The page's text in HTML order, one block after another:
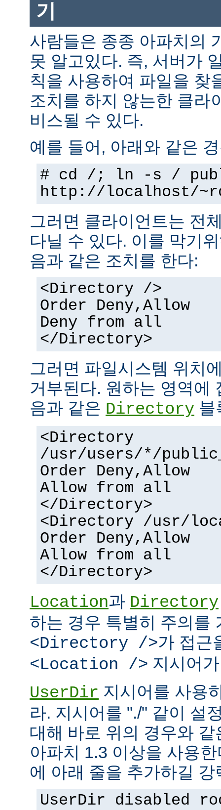
기
사람들은 종종 아파치의
못 알고있다. 즉, 서버가
칙을 사용하여 파일을 찾
조치를 하지 않는한 클라
비스될 수 있다.
예를 들어, 아래와 같은
# cd /; ln -s /
http://localhost/
그러면 클라이언트는 전
다닐 수 있다. 이를 막기
음과 같은 조치를 한다:
<Directory />
Order Deny,Allow
Deny from all
</Directory>
그러면 파일시스템 위치
거부된다. 원하는 영역에
음과 같은 Directory 블
<Directory
/usr/users/*/
Order Deny,Allow
Allow from all
</Directory>
<Directory /usr/
Order Deny,Allow
Allow from all
</Directory>
Location과 Directory
하는 경우 특별히 주의를
<Directory />가 접근
<Location /> 지시어
UserDir 지시어를 사용
라. 지시어를 "./" 같이 설
대해 바로 위의 경우와
아파치 1.3 이상을 사용
에 아래 줄을 추가하길 강
UserDir disabled